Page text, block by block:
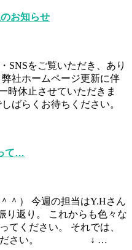
お知らせ
SNSをご覧いただき、あり
社ホームページ更新に伴
時休止させていただきま
ばらくお待ちください。
て…
＾） 今週の担当はY.Hさん
り返り。 これからも色々な
てください。 それでは、
覧ください。 ↓ …